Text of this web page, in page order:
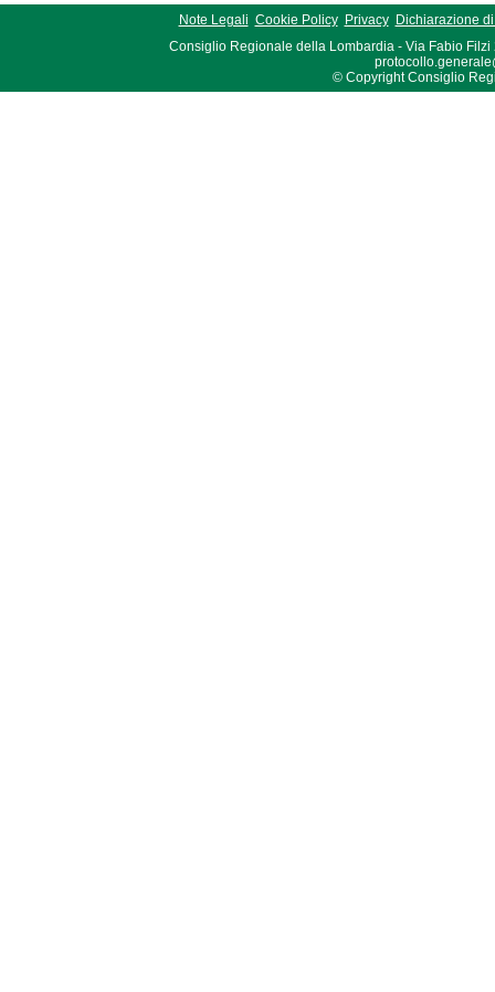
Note Legali Cookie Policy Privacy
Dichiarazione
Consiglio Regionale della Lombardia - Via Fabio Filzi
© Copyright Consiglio